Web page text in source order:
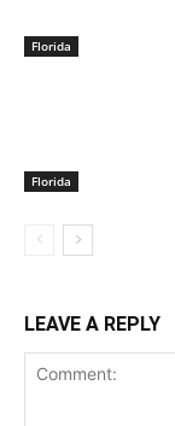
Florida
Florida
LEAVE A REPLY